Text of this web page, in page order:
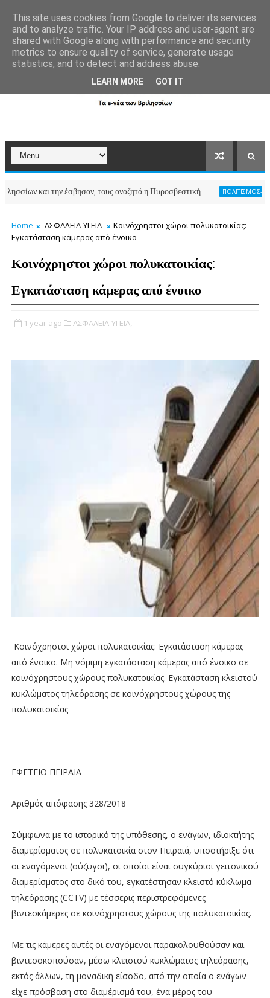
την έσβησαν, τους αναζητά η Πυροσβεστική ΠΟΛΙΤΙΣΜΟΣ-ΑΘΛΗΤΙΣΜΟΣ
Home ΑΣΦΑΛΕΙΑ-ΥΓΕΙΑ
Κοινόχρηστοι χώροι πολυκατοικίας:
Εγκατάσταση κάμερας από ένοικο
Κοινόχρηστοι χώροι πολυκατοικίας:
Εγκατάσταση κάμερας από ένοικο
1 year ago ΑΣΦΑΛΕΙΑ-ΥΓΕΙΑ,
Κοινόχρηστοι χώροι πολυκατοικίας: Εγκατάσταση κάμερας
από ένοικο. Μη νόμιμη εγκατάσταση κάμερας από ένοικο σε
κοινόχρηστους χώρους πολυκατοικίας. Εγκατάσταση κλειστού
κυκλώματος τηλεόρασης σε κοινόχρηστους χώρους της
πολυκατοικίας
ΕΦΕΤΕΙΟ ΠΕΙΡΑΙΑ
Αριθμός απόφασης 328/2018
Σύμφωνα με το ιστορικό της υπόθεσης, ο ενάγων, ιδιοκτήτης
διαμερίσματος σε πολυκατοικία στον Πειραιά, υποστήριξε ότι
οι εναγόμενοι (σύζυγοι), οι οποίοι είναι συγκύριοι γειτονικού
διαμερίσματος στο δικό του, εγκατέστησαν κλειστό κύκλωμα
τηλεόρασης (CCTV) με τέσσερις περιστρεφόμενες
βιντεοκάμερες σε κοινόχρηστους χώρους της πολυκατοικίας.
Με τις κάμερες αυτές οι εναγόμενοι παρακολουθούσαν και
βιντεοσκοπούσαν, μέσω κλειστού κυκλώματος τηλεόρασης,
εκτός άλλων, τη μοναδική είσοδο, από την οποία ο ενάγων
είχε πρόσβαση στο διαμέρισμά του, ένα μέρος του
This site uses cookies from Google to deliver its services
and to analyze traffic. Your IP address and user-agent are
shared with Google along with performance and security
metrics to ensure quality of service, generate usage
statistics, and to detect and address abuse.
LEARN MORE GOT IT